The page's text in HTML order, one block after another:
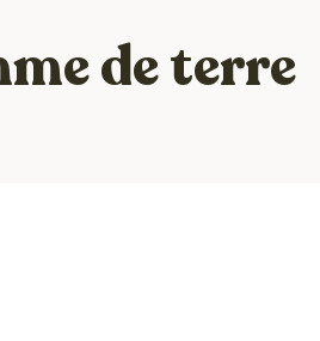
de terre